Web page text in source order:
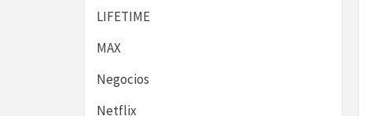
LIFETIME
MAX
Negocios
Netflix